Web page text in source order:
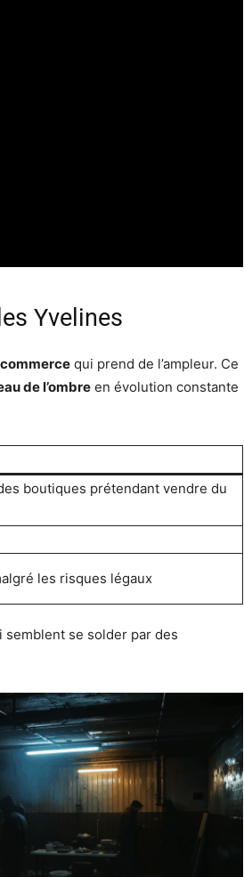
Yvelines
qui prend de l’ampleur. Ce
de l’ombre en évolution constante
boutiques prétendant vendre du
les risques légaux
se solder par des